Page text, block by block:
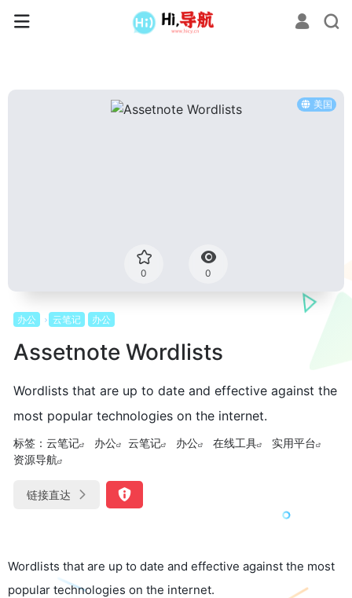
美国
0 0
办公 云笔记 办公
Assetnote Wordlists
Wordlists that are up to date and effective against the
most popular technologies on the internet.
标签： 云笔记 办公 云笔记 办公 在线工具
实用平台
资源导航
链接直达
Wordlists that are up to date and effective against the most
popular technologies on the internet.